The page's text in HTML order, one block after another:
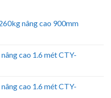
nâng cao 900mm
cao 1.6 mét CTY-
cao 1.6 mét CTY-